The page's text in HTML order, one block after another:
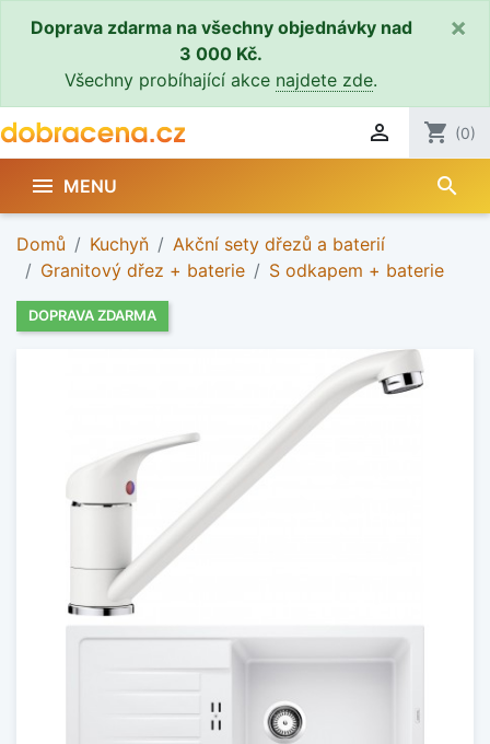
Doprava zdarma na všechny objednávky nad
3 000 Kč.
Všechny probíhající akce najdete zde.
×
 shopping_cart (0)
 MENU search
Domů Kuchyň
Akční sety dřezů a baterií
Granitový dřez + baterie
S odkapem + baterie
DOPRAVA ZDARMA